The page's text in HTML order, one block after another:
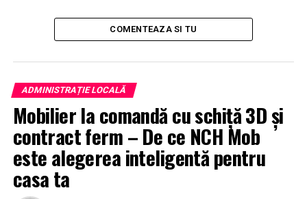
COMENTEAZA SI TU
ADMINISTRAȚIE LOCALĂ
Mobilier la comandă cu schiță 3D și
contract ferm – De ce NCH Mob
este alegerea inteligentă pentru
casa ta